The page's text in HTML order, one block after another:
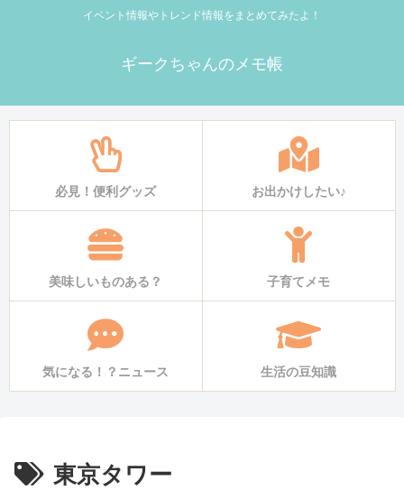
イベント情報やトレンド情報をまとめてみたよ！
ギークちゃんのメモ帳
必見！便利グッズ お出かけしたい♪
美味しいものある？ 子育てメモ
気になる！？ニュース 生活の豆知識
東京タワー